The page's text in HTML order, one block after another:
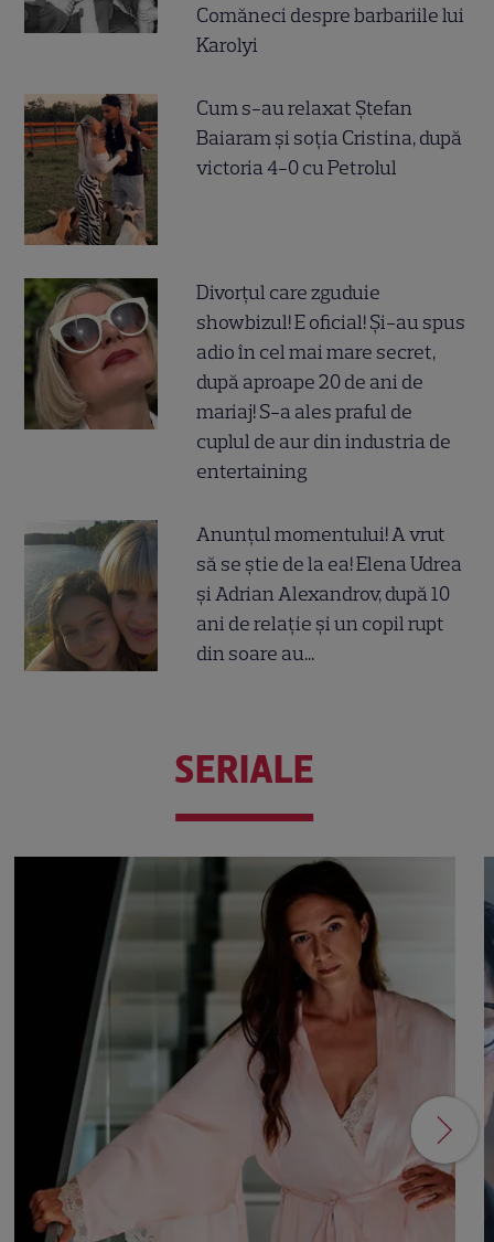
Comăneci despre barbariile lui
Karolyi
Cum s-au relaxat Ștefan
Baiaram și soția Cristina, după
victoria 4-0 cu Petrolul
Divorțul care zguduie
showbizul! E oficial! Și-au spus
adio în cel mai mare secret,
după aproape 20 de ani de
mariaj! S-a ales praful de
cuplul de aur din industria de
entertaining
Anunțul momentului! A vrut
să se știe de la ea! Elena Udrea
și Adrian Alexandrov, după 10
ani de relație și un copil rupt
din soare au...
SERIALE